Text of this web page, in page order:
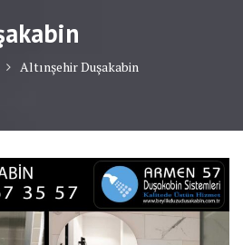
Altınşehir Duşakabin